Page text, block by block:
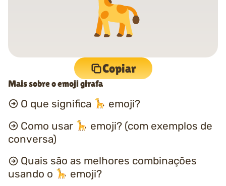
Copiar
Mais sobre o emoji girafa
O que significa
emoji?
Como usar
emoji? (com exemplos de
conversa)
Quais são as melhores combinações
usando o
emoji?